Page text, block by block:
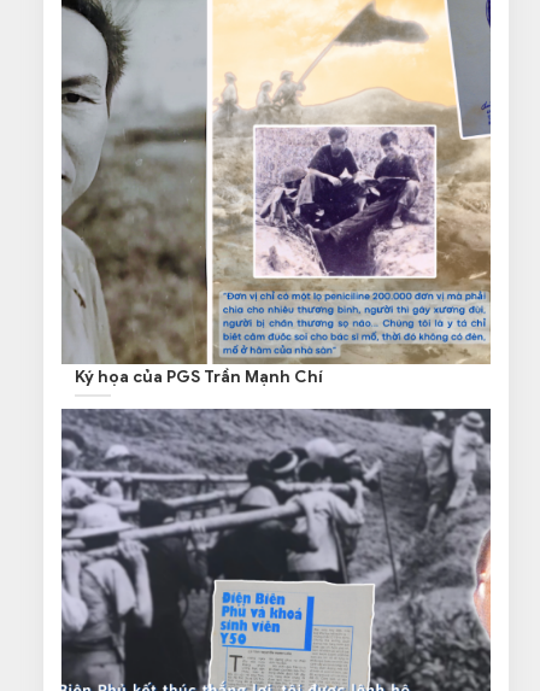
Ký họa của PGS Trần Mạnh Chí